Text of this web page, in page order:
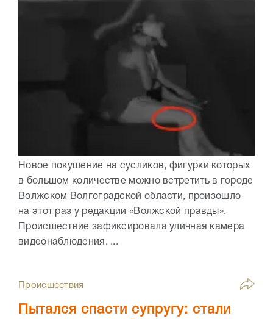
Новое покушение на сусликов, фигурки которых
в большом количестве можно встретить в городе
Волжском Волгоградской области, произошло
на этот раз у редакции «Волжской правды».
Происшествие зафиксировала уличная камера
видеонаблюдения. ...
Происшествия
Пытался спасти супругу: стали